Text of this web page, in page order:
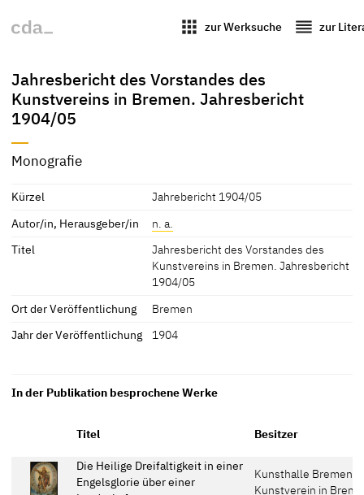
apps zur Werksuche reorder zur
Jahresbericht des Vorstandes des
Kunstvereins in Bremen. Jahresbericht
1904/05
Monografie
Kürzel
Jahrebericht 1904/05
Autor/in, Herausgeber/in
n. a.
Titel
Jahresbericht des Vorstandes des
Kunstvereins in Bremen. Jahresbericht
1904/05
Ort der Veröffentlichung
Bremen
Jahr der Veröffentlichung
1904
In der Publikation besprochene Werke
Titel Besitzer
Die Heilige Dreifaltigkeit in einer
Engelsglorie über einer
Kunsthalle Bremen -
Kunstverein in